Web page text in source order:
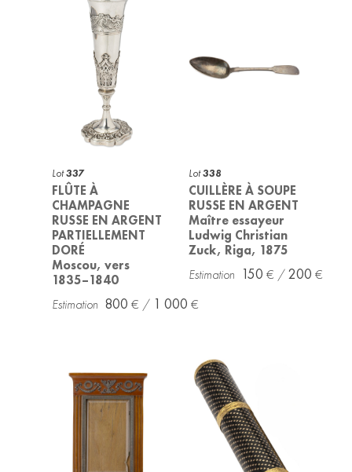
Lot337
FLÛTE À
CHAMPAGNE
RUSSE EN ARGENT
PARTIELLEMENT
DORÉ
Moscou, vers
1835–1840
800 1 000
Lot338
CUILLÈRE À SOUPE
RUSSE EN ARGENT
Maître essayeur
Ludwig Christian
Zuck, Riga, 1875
150 200